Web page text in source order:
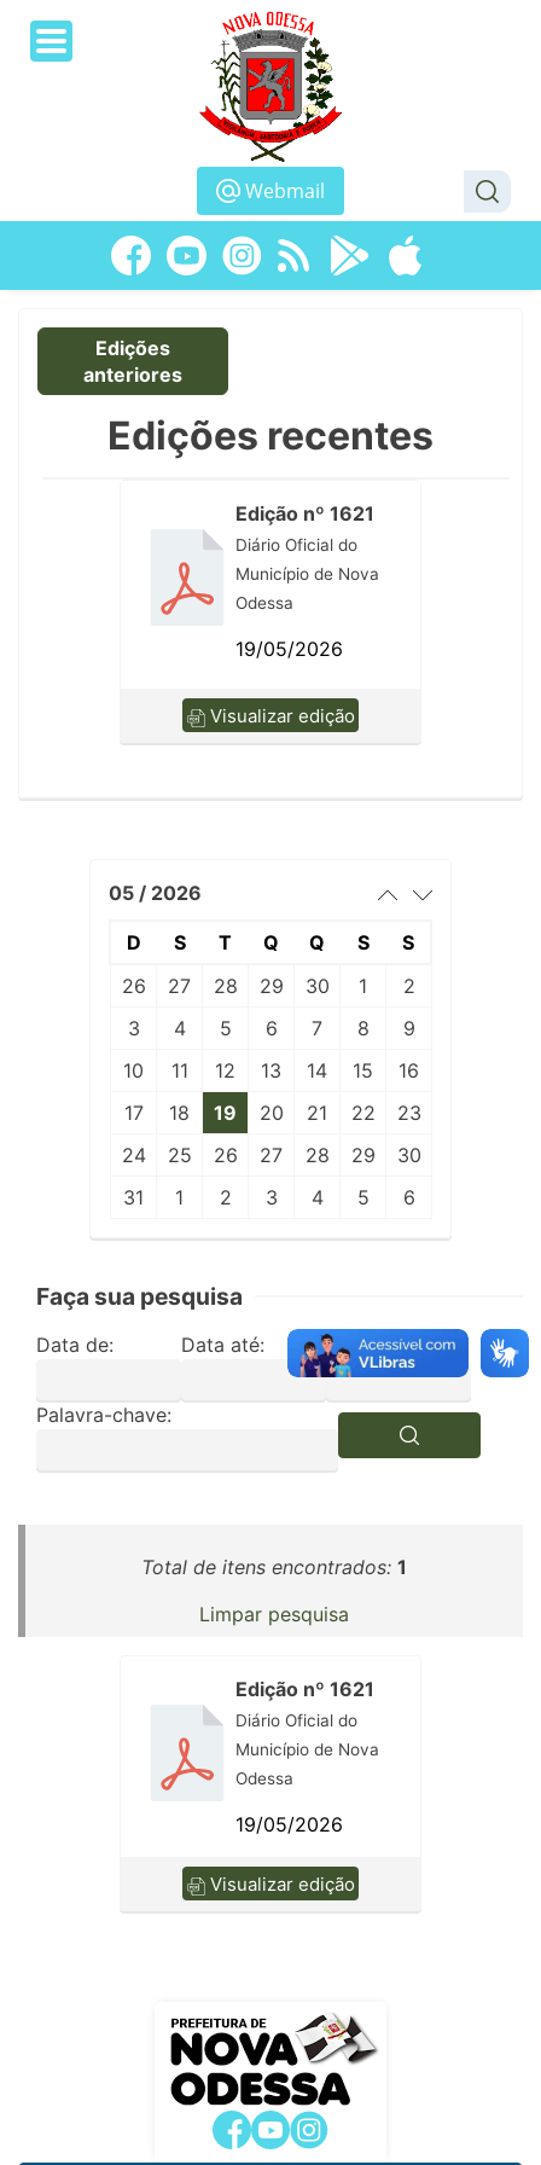
Webmail
Edições
anteriores
Edições recentes
Edição nº 1621
Diário Oficial do
Município de Nova
Odessa
19/05/2026
Visualizar edição
05 / 2026
D S T Q Q S
S
26
27 28 29 30 1
2
3
4 5 6 7 8
9
10
11 12 13 14 15
16
17
18 19 20 21 22
23
24
25 26 27 28 29
30
31
1 2 3 4 5 6
Faça sua pesquisa
Data de: Data até: Edição:
Palavra-chave:
Total de itens encontrados: 1
Limpar pesquisa
Edição nº 1621
Diário Oficial do
Município de Nova
Odessa
19/05/2026
Visualizar edição